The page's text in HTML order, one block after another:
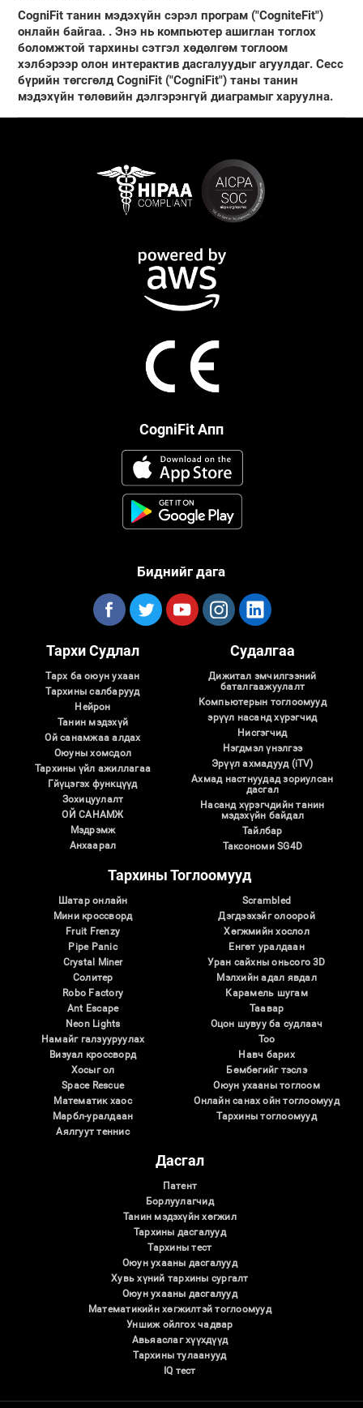
CogniFit танин мэдэхүйн сэрэл програм ("CogniteFit")
онлайн байгаа. . Энэ нь компьютер ашиглан тоглох
боломжтой тархины сэтгэл хөдөлгөм тоглоом
хэлбэрээр олон интерактив дасгалуудыг агуулдаг. Сесс
бүрийн төгсгөлдCogniFit ("CogniFit") таны танин
мэдэхүйн төлөвийн дэлгэрэнгүй диаграмыг харуулна.
CogniFit Апп
Биднийг дага
Тархи Судлал
Тарх ба оюун ухаан
Тархины салбарууд
Нейрон
Танин мэдэхүй
Ой санамжаа алдах
Оюуны хомсдол
Тархины үйл ажиллагаа
Гйүцэгэх функцүүд
Зохицуулалт
ОЙ САНАМЖ
Мэдрэмж
Анхаарал
Судалгаа
Дижитал эмчилгээний
баталгаажуулалт
Компьютерын тоглоомууд
эрүүл насанд хүрэгчид
Нисгэгчид
Нэгдмэл үнэлгээ
Эрүүл ахмадууд (iTV)
Ахмад настнуудад зориулсан
дасгал
Насанд хүрэгчдийн танин
мэдэхүйн байдал
Тайлбар
Таксономи SG4D
Тархины Тоглоомууд
Шатар онлайн
Мини кроссворд
Fruit Frenzy
Pipe Panic
Crystal Miner
Солитер
Robo Factory
Ant Escape
Neon Lights
Намайг галзууруулах
Визуал кроссворд
Хосыг ол
Space Rescue
Математик хаос
Марбл-уралдаан
Аялгуут теннис
Scrambled
Дэгдээхэйг олоорой
Хөгжмийн хослол
Eнгөт уралдаан
Уран сайхны оньсого 3D
Мэлхийн адал явдал
Карамель шугам
Таавар
Оцон шувуу ба судлаач
Тоо
Навч барих
Бөмбөгийг тэслэ
Оюун ухааны тоглоом
Онлайн санах ойн тоглоомууд
Тархины тоглоомууд
Дасгал
Патент
Борлуулагчид
Танин мэдэхүйн хөгжил
Тархины дасгалууд
Тархины тест
Оюун ухааны дасгалууд
Хувь хүний ​​тархины сургалт
Оюун ухааны дасгалууд
Математикийн хөгжилтэй тоглоомууд
Уншиж ойлгох чадвар
Авьяаслаг хүүхдүүд
Тархины тулаанууд
IQ тест